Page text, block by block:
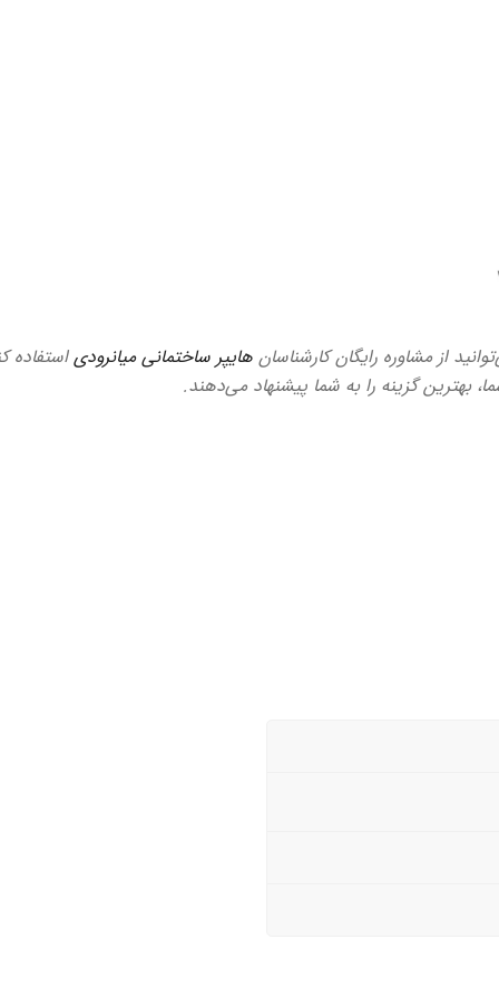
از مشاوره رایگان کارشناسان هایپر ساختمانی میانرودیاستفاده
بهترین گزینه را به شما پیشنهاد می‌دهند.